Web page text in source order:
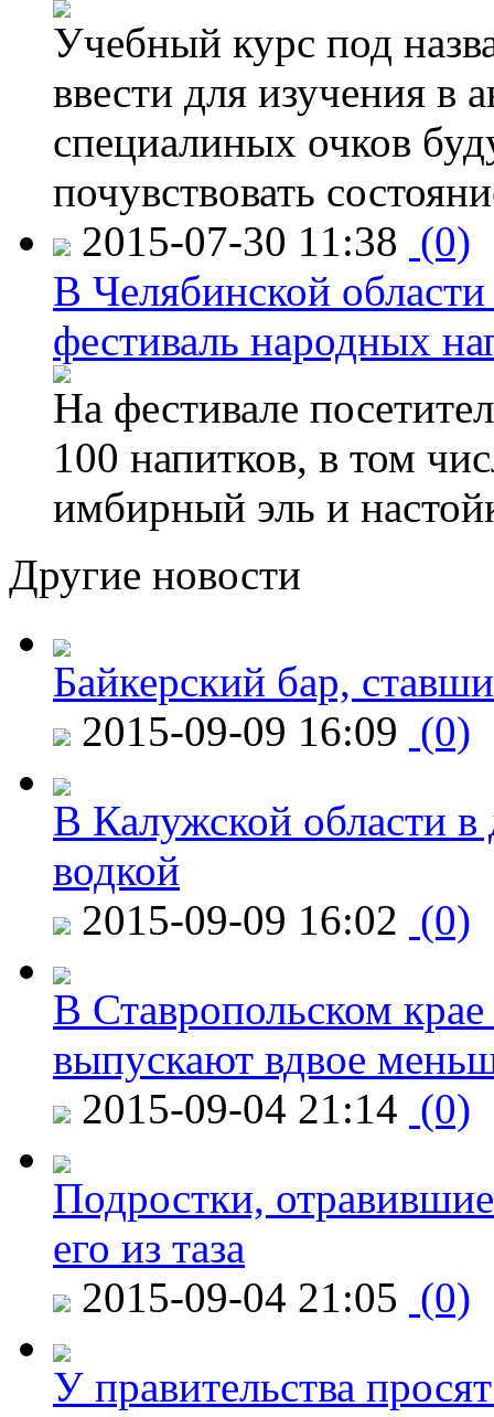
Учебный курс под
ввести для изучения
специалиных очков
почувствовать
2015-07-30 11:38 (0)
В Челябинской
фестиваль народных
На фестивале
100 напитков, в том
имбирный эль и
Другие новости
Байкерский бар,
2015-09-09 16:09 (0)
В Калужской области в
водкой
2015-09-09 16:02 (0)
В Ставропольском
выпускают вдвое
2015-09-04 21:14 (0)
Подростки,
его из таза
2015-09-04 21:05 (0)
У правительства